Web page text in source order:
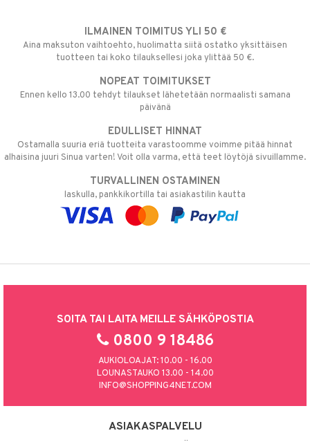
ILMAINEN TOIMITUS YLI 50 €
Aina maksuton vaihtoehto, huolimatta siitä ostatko yksittäisen
tuotteen tai koko tilauksellesi joka ylittää 50 €.
NOPEAT TOIMITUKSET
Ennen kello 13.00 tehdyt tilaukset lähetetään normaalisti samana
päivänä
EDULLISET HINNAT
Ostamalla suuria eriä tuotteita varastoomme voimme pitää hinnat
alhaisina juuri Sinua varten! Voit olla varma, että teet löytöjä sivuillamme.
TURVALLINEN OSTAMINEN
laskulla, pankkikortilla tai asiakastilin kautta
SOITA TAI LAITA MEILLE SÄHKÖPOSTIA
0800 9 18486
AUKIOLOAJAT: 10.00 - 16.00
LOUNASTAUKO 13.00 - 14.00
INFO@SHOPPING4NET.COM
ASIAKASPALVELU